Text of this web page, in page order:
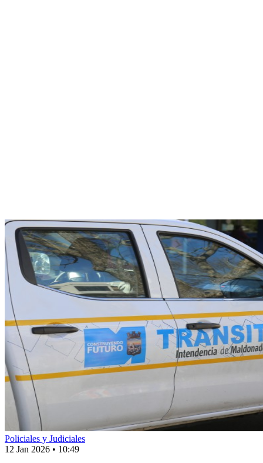
Policiales y Judiciales
12 Jan 2026 • 10:49